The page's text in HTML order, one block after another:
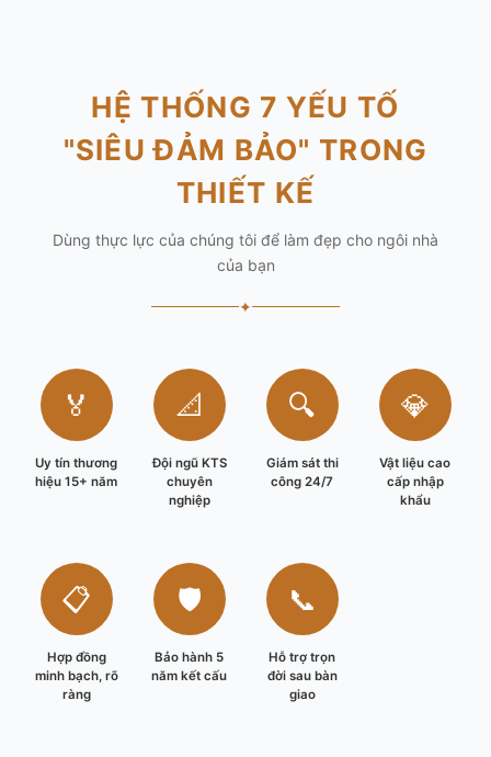
HỆ THỐNG 7 YẾU TỐ
"SIÊU ĐẢM BẢO" TRONG
THIẾT KẾ
Dùng thực lực của chúng tôi để làm đẹp cho ngôi nhà
của bạn
✦
🏅
Uy tín thương
hiệu 15+ năm
📐
Đội ngũ KTS
chuyên
nghiệp
🔍
Giám sát thi
công 24/7
💎
Vật liệu cao
cấp nhập
khẩu
📋
Hợp đồng
minh bạch, rõ
ràng
🛡️
Bảo hành 5
năm kết cấu
📞
Hỗ trợ trọn
đời sau bàn
giao